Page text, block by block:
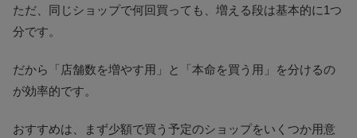
ただ、同じショップで何回買っても、増える段は基本的に1つ
分です。
だから「店舗数を増やす用」と「本命を買う用」を分けるの
が効率的です。
おすすめは、まず少額で買う予定のショップをいくつか用意